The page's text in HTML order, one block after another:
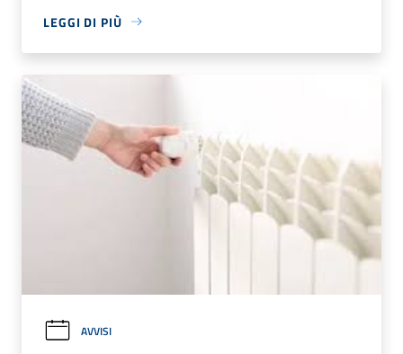
LEGGI DI PIÙ
AVVISI